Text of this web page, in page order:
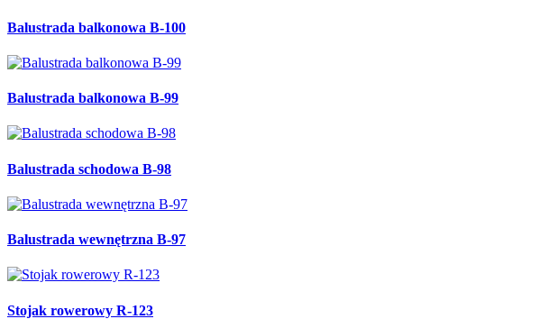
Balustrada balkonowa B-100
Balustrada balkonowa B-99
Balustrada schodowa B-98
Balustrada wewnętrzna B-97
Stojak rowerowy R-123